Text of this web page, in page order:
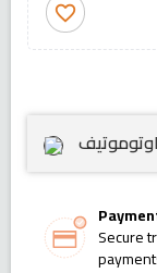
favorite_border
اوتوموتيف
Secure